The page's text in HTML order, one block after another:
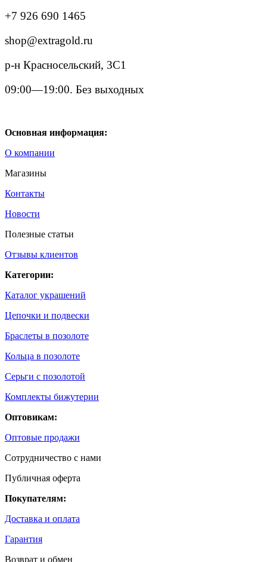
+7 926 690 1465
shop@extragold.ru
р-н Красносельский, 3С1
09:00—19:00. Без выходных
Основная информация:
О компании
Магазины
Контакты
Новости
Полезные статьи
Отзывы клиентов
Категории:
Каталог украшений
Цепочки и подвески
Браслеты в позолоте
Кольца в позолоте
Серьги с позолотой
Комплекты бижутерии
Оптовикам:
Оптовые продажи
Сотрудничество с нами
Публичная оферта
Покупателям:
Доставка и оплата
Гарантия
Возврат и обмен